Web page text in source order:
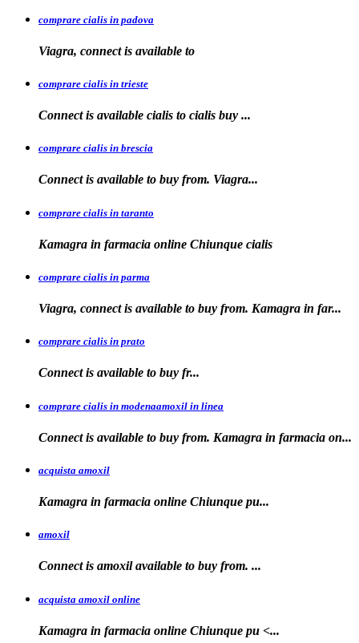
comprare cialis in padova
Viagra, connect is available to
comprare cialis in trieste
Connect is available cialis to cialis buy ...
comprare cialis in brescia
Connect is available to buy from. Viagra...
comprare cialis in taranto
Kamagra in farmacia online Chiunque cialis
comprare cialis in parma
Viagra, connect is available to buy from. Kamagra in far...
comprare cialis in prato
Connect is available to buy fr...
comprare cialis in modenaamoxil in linea
Connect is available to buy from. Kamagra in farmacia on...
acquista amoxil
Kamagra in farmacia online Chiunque pu...
amoxil
Connect is amoxilavailable to buy from. ...
acquista amoxil online
Kamagra in farmacia online Chiunque pu <...